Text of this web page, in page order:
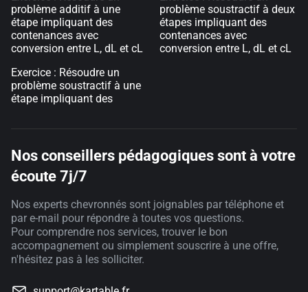
problème additif à une
étape impliquant des
contenances avec
conversion entre L, dL et cL
Exercice : Résoudre un
problème soustractif à une
étape impliquant des
problème soustractif à deux
étapes impliquant des
contenances avec
conversion entre L, dL et cL
Nos conseillers pédagogiques sont à votre
écoute 7j/7
Nos experts chevronnés sont joignables par téléphone et
par e-mail pour répondre à toutes vos questions.
Pour comprendre nos services, trouver le bon
accompagnement ou simplement souscrire à une offre,
n'hésitez pas à les solliciter.